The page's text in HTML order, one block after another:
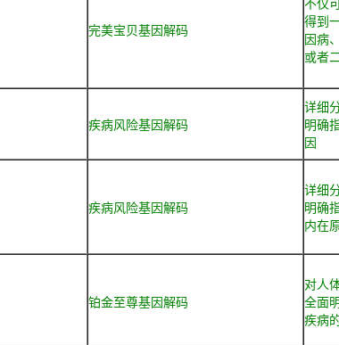
完美宝贝基因解码
不仅
得到
因病
或者
疾病风险基因解码
详细
明确
因
疾病风险基因解码
详细
明确
内在
铂金至尊基因解码
对人
全面
疾病